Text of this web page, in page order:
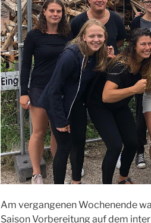
Am vergangenen Wochenende
Saison Vorbereitung auf dem